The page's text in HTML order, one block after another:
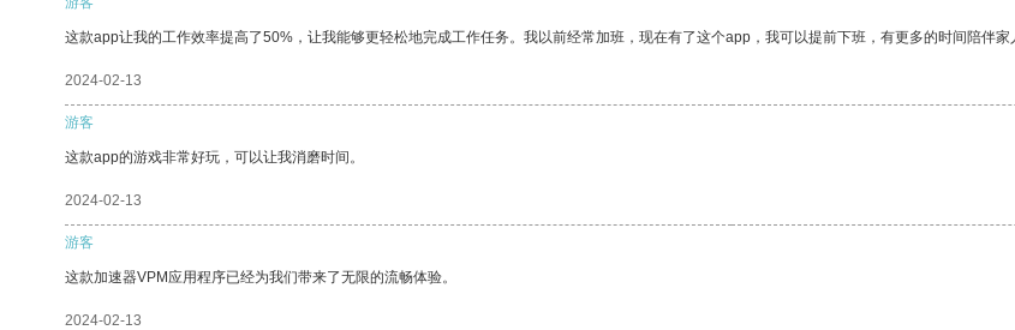
这款app让我的工作效率提高了50%，让我能够更轻松地完成工作任务。我以前经常加班，现在有了这个app，我可以提前下班，有更多的时间陪伴家
2024-02-13
游客
这款app的游戏非常好玩，可以让我消磨时间。
2024-02-13
游客
这款加速器VPM应用程序已经为我们带来了无限的流畅体验。
2024-02-13